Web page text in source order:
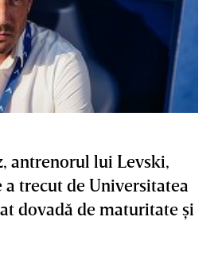
antrenorul lui Levski,
a trecut de Universitatea
dovadă de maturitate şi